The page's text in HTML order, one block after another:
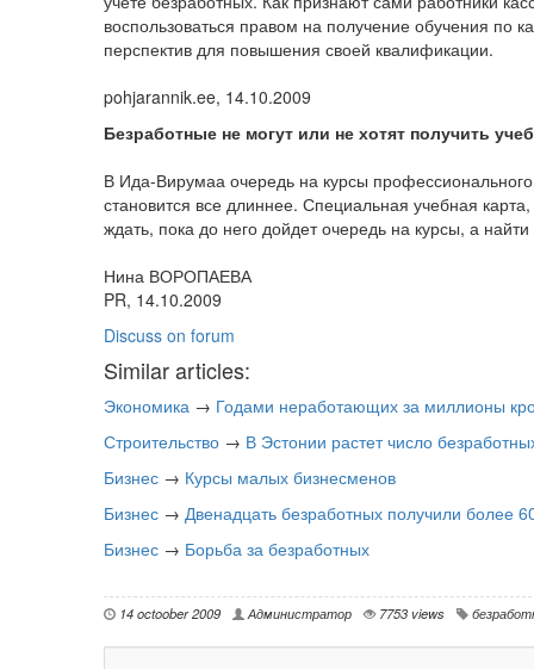
воспользоваться правом на получение обучения по
перспектив для повышения своей квалификации.
pohjarannik.ee, 14.10.2009
Безработные не могут или не хотят получить
В Ида-Вирумаа очередь на курсы
становится все длиннее. Специальная учебная
ждать, пока до него дойдет очередь на курсы, а
Нина ВОРОПАЕВА
PR, 14.10.2009
Discuss on forum
Similar articles:
Экономика → Годами неработающих за миллионы
Строительство → В Эстонии растет число
Бизнес → Курсы малых бизнесменов
Бизнес → Двенадцать безработных получили более
Бизнес → Борьба за безработных
14 octoober 2009 Администратор 7753 views